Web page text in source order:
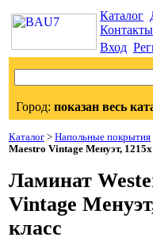
Каталог
Контакты
Вход
Город: показан весь
Каталог > Напольные покрытия
Maestro Vintage Менуэт,
Ламинат
Vintage
класс